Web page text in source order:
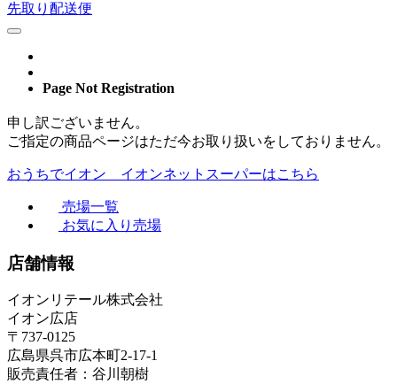
先取り配送便
Page Not Registration
申し訳ございません。
ご指定の商品ページはただ今お取り扱いをしておりません。
おうちでイオン イオンネットスーパーはこちら
売場一覧
お気に入り売場
店舗情報
イオンリテール株式会社
イオン広店
〒737-0125
広島県呉市広本町2-17-1
販売責任者：谷川朝樹